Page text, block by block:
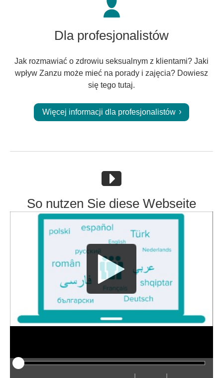
Dla profesjonalistów
Jak rozmawiać o zdrowiu seksualnym z klientami? Jaki
wpływ Zanzu może mieć na porady i zajęcia? Dowiesz
się tego tutaj.
Więcej informacji dla profesjonalistów
So nutzen Sie diese Webseite